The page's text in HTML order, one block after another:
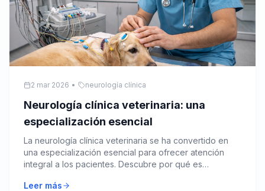
2 mar 2026 • neurología clínica
Neurología clínica veterinaria: una
especialización esencial
La neurología clínica veterinaria se ha convertido en
una especialización esencial para ofrecer atención
integral a los pacientes. Descubre por qué es
Leer más